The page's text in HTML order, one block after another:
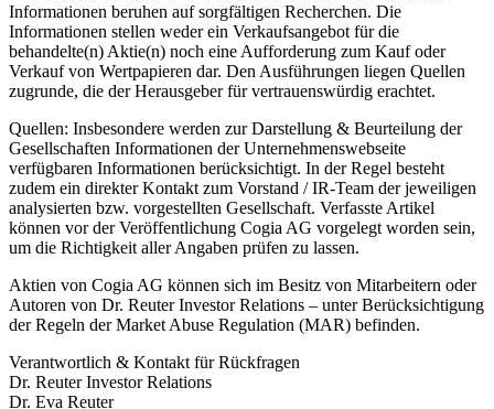
Informationen beruhen auf sorgfältigen Recherchen. Die
Informationen stellen weder ein Verkaufsangebot für die
behandelte(n) Aktie(n) noch eine Aufforderung zum Kauf oder
Verkauf von Wertpapieren dar. Den Ausführungen liegen Quellen
zugrunde, die der Herausgeber für vertrauenswürdig erachtet.
Quellen: Insbesondere werden zur Darstellung & Beurteilung der
Gesellschaften Informationen der Unternehmenswebseite
verfügbaren Informationen berücksichtigt. In der Regel besteht
zudem ein direkter Kontakt zum Vorstand / IR-Team der jeweiligen
analysierten bzw. vorgestellten Gesellschaft. Verfasste Artikel
können vor der Veröffentlichung Cogia AG vorgelegt worden sein,
um die Richtigkeit aller Angaben prüfen zu lassen.
Aktien von Cogia AG können sich im Besitz von Mitarbeitern oder
Autoren von Dr. Reuter Investor Relations – unter Berücksichtigung
der Regeln der Market Abuse Regulation (MAR) befinden.
Verantwortlich & Kontakt für Rückfragen
Dr. Reuter Investor Relations
Dr. Eva Reuter